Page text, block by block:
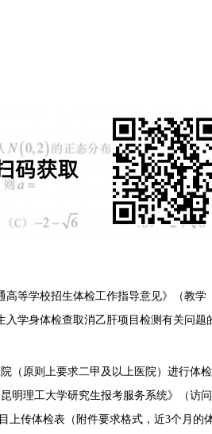
等学校招生体检工作指导意见》（教学
入学身体检查取消乙肝项目检测有关问题
（原则上要求二甲及以上医院）进行体
明理工大学研究生报考服务系统》（访问
上传体检表（附件要求格式，近3个月的